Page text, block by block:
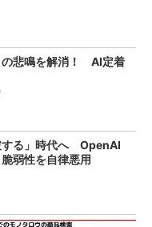
の悲鳴を解消！ AI定着
する」時代へ OpenAI
弱性を自律悪用